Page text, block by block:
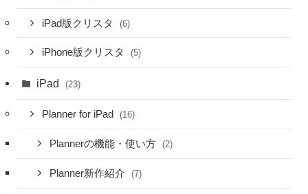
iPad版クリスタ (6)
iPhone版クリスタ (5)
iPad (23)
Planner for iPad (16)
Plannerの機能・使い方 (2)
Planner新作紹介 (7)